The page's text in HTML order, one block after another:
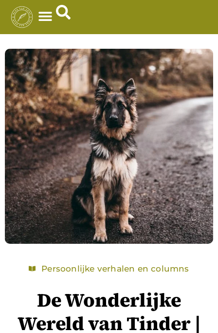
Persoonlijke verhalen en columns
De Wonderlijke
Wereld van Tinder |